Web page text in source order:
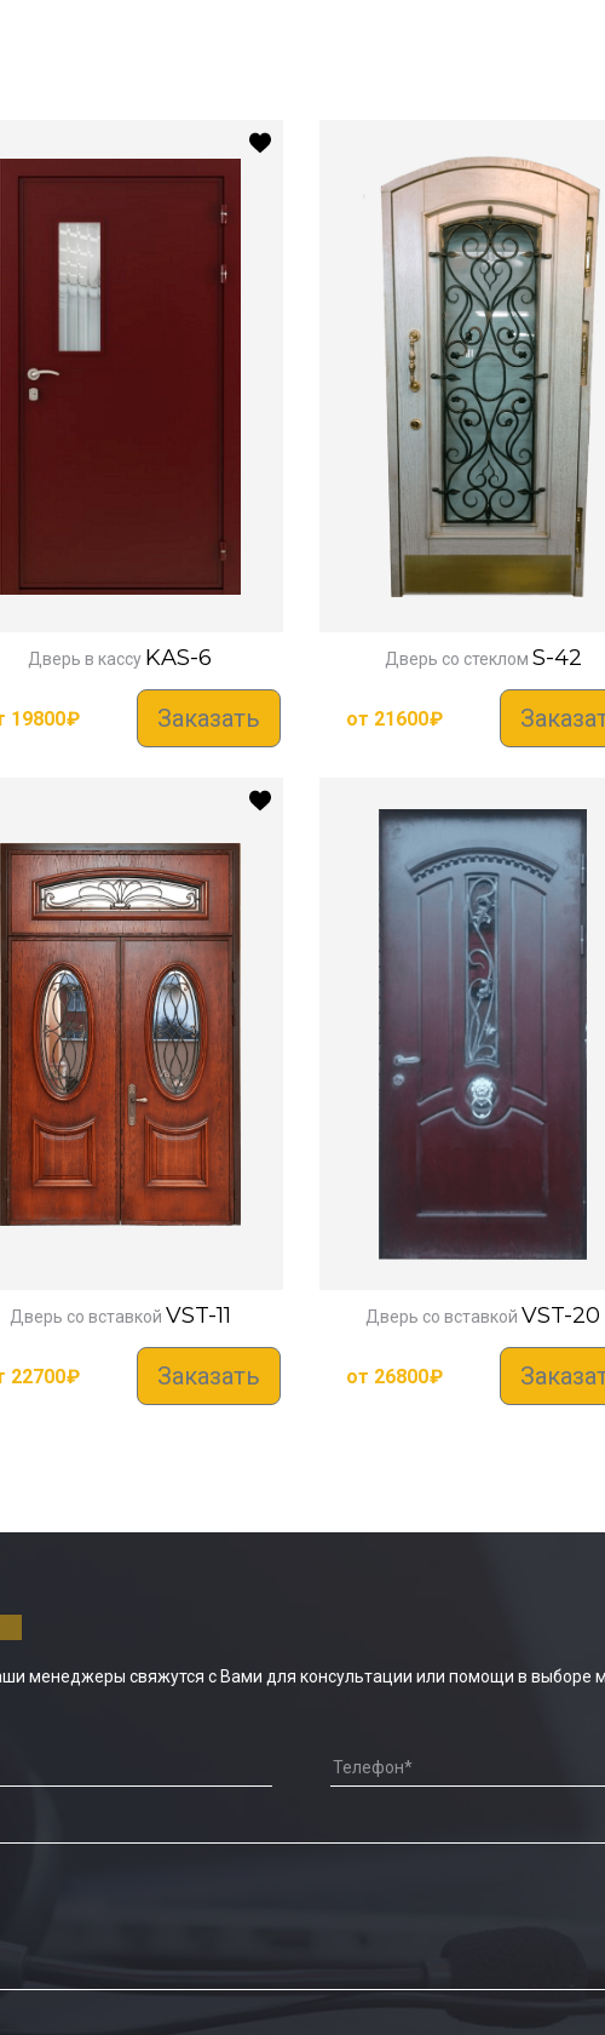
Дверь в кассу KAS-6
19800₽ Заказать
Дверь со стеклом S-42
от 21600₽
Дверь со вставкой VST-11
22700₽ Заказать
Дверь со вставкой VST-20
от 26800₽
менеджеры свяжутся с Вами для консультации или помощи в выборе